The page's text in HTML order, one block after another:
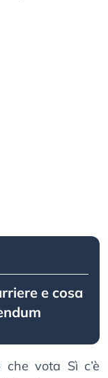
e cosa
che vota Sì c’è